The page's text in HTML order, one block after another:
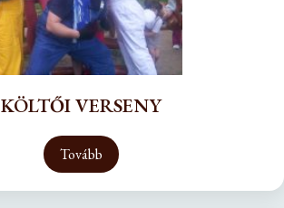
KÖLTŐI VERSENY
Tovább